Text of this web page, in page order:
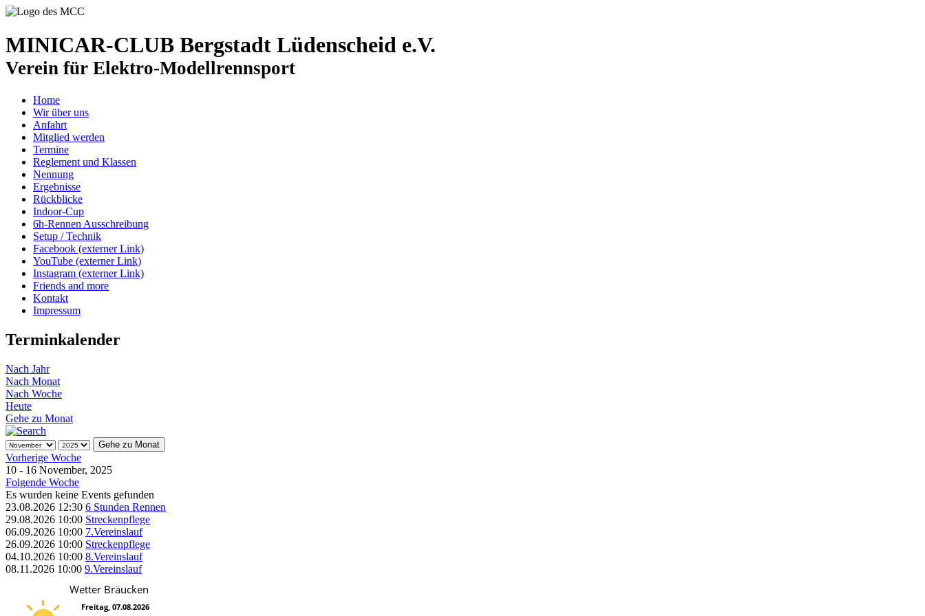
MINICAR-CLUB Bergstadt Lüdenscheid e.V.
Verein für Elektro-Modellrennsport
Home
Wir über uns
Anfahrt
Mitglied werden
Termine
Reglement und Klassen
Nennung
Ergebnisse
Rückblicke
Indoor-Cup
6h-Rennen Ausschreibung
Setup / Technik
Facebook (externer Link)
YouTube (externer Link)
Instagram (externer Link)
Friends and more
Kontakt
Impressum
Terminkalender
Nach Jahr
Nach Monat
Nach Woche
Heute
Gehe zu Monat
Gehe zu Monat
Vorherige Woche
10 - 16 November, 2025
Folgende Woche
Es wurden keine Events gefunden
23.08.2026 12:30 6 Stunden Rennen
29.08.2026 10:00 Streckenpflege
06.09.2026 10:00 7.Vereinslauf
26.09.2026 10:00 Streckenpflege
04.10.2026 10:00 8.Vereinslauf
08.11.2026 10:00 9.Vereinslauf
Wetter Bräucken
Freitag, 07.08.2026